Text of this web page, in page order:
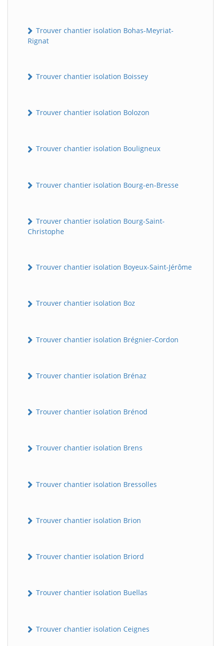
Trouver chantier isolation Bohas-Meyriat-
Rignat
Trouver chantier isolation Boissey
Trouver chantier isolation Bolozon
Trouver chantier isolation Bouligneux
Trouver chantier isolation Bourg-en-Bresse
Trouver chantier isolation Bourg-Saint-
Christophe
Trouver chantier isolation Boyeux-Saint-Jérôme
Trouver chantier isolation Boz
Trouver chantier isolation Brégnier-Cordon
Trouver chantier isolation Brénaz
Trouver chantier isolation Brénod
Trouver chantier isolation Brens
Trouver chantier isolation Bressolles
Trouver chantier isolation Brion
Trouver chantier isolation Briord
Trouver chantier isolation Buellas
Trouver chantier isolation Ceignes